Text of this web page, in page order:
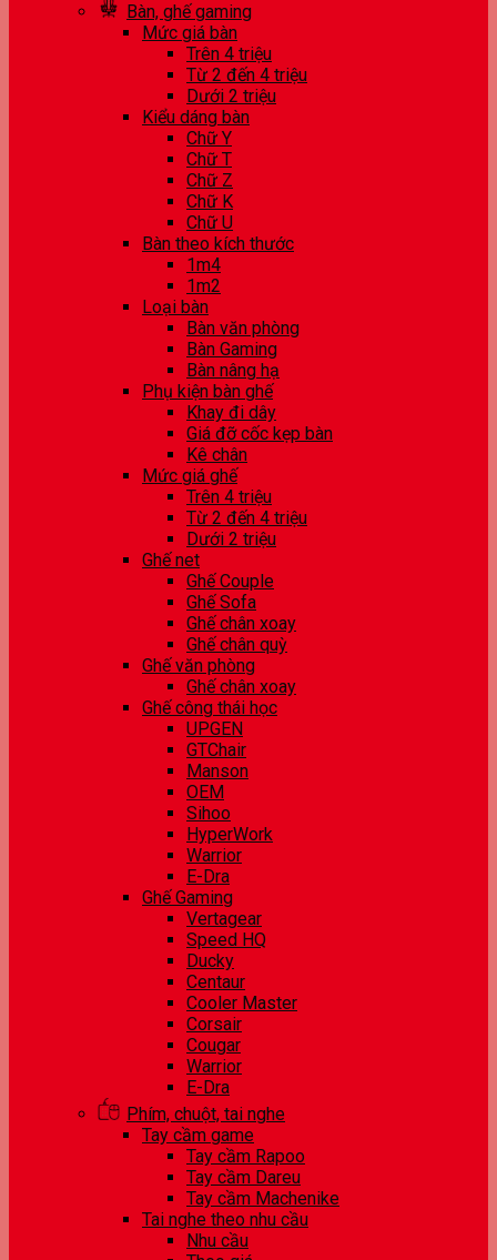
Bàn, ghế gaming
Mức giá bàn
Trên 4 triệu
Từ 2 đến 4 triệu
Dưới 2 triệu
Kiểu dáng bàn
Chữ Y
Chữ T
Chữ Z
Chữ K
Chữ U
Bàn theo kích thước
1m4
1m2
Loại bàn
Bàn văn phòng
Bàn Gaming
Bàn nâng hạ
Phụ kiện bàn ghế
Khay đi dây
Giá đỡ cốc kẹp bàn
Kê chân
Mức giá ghế
Trên 4 triệu
Từ 2 đến 4 triệu
Dưới 2 triệu
Ghế net
Ghế Couple
Ghế Sofa
Ghế chân xoay
Ghế chân quỳ
Ghế văn phòng
Ghế chân xoay
Ghế công thái học
UPGEN
GTChair
Manson
OEM
Sihoo
HyperWork
Warrior
E-Dra
Ghế Gaming
Vertagear
Speed HQ
Ducky
Centaur
Cooler Master
Corsair
Cougar
Warrior
E-Dra
Phím, chuột, tai nghe
Tay cầm game
Tay cầm Rapoo
Tay cầm Dareu
Tay cầm Machenike
Tai nghe theo nhu cầu
Nhu cầu